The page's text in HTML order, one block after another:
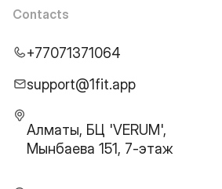
Contacts
+77071371064
support@1fit.app
Алматы, БЦ 'VERUM',
Мынбаева 151, 7-этаж